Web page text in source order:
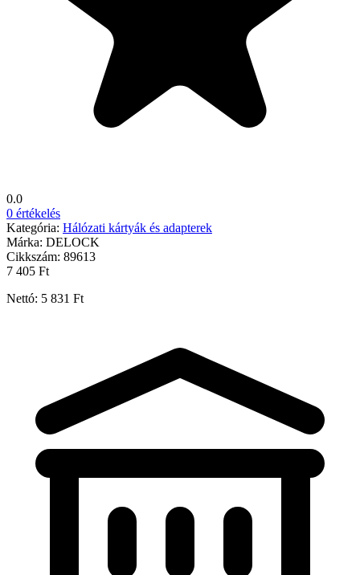
0.0
0 értékelés
Kategória: Hálózati kártyák és adapterek
Márka: DELOCK
Cikkszám: 89613
7 405 Ft
Nettó: 5 831 Ft